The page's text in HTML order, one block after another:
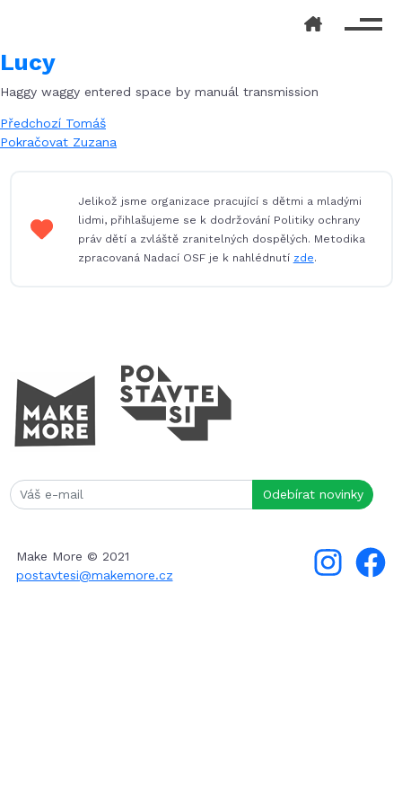
Lucy
Haggy waggy entered space by manuál transmission
Navigace
pro
Předchozí Předchozí
příspěvek:
Tomáš
Pokračovat Následující
Zuzana
Jelikož jsme organizace pracující s dětmi a mladými
lidmi, přihlašujeme se k dodržování Politiky ochrany
práv dětí a zvláště zranitelných dospělých. Metodika
zpracovaná Nadací OSF je k nahlédnutí zde.
Make More © 2021
postavtesi@makemore.cz